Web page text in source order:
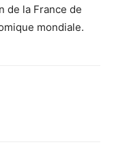
de la France de
mondiale.